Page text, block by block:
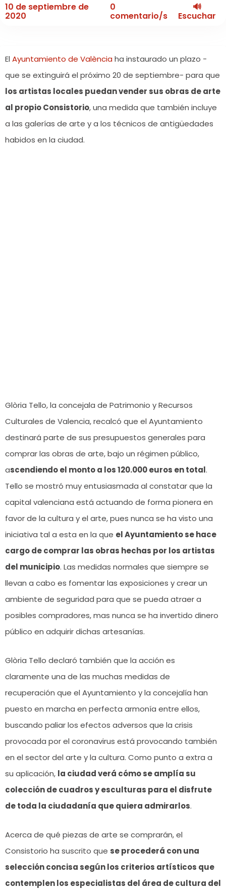
10 de septiembre de
2020
0
comentario/s
🔊
Escuchar
El Ayuntamiento de Valènciaha instaurado un plazo -
que se extinguirá el próximo 20 de septiembre- para que
los artistas locales puedan vender sus obras de arte
al propio Consistorio, una medida que también incluye
a las galerías de arte y a los técnicos de antigüedades
habidos en la ciudad.
Glòria Tello, la concejala de Patrimonio y Recursos
Culturales de Valencia, recalcó que el Ayuntamiento
destinará parte de sus presupuestos generales para
comprar las obras de arte, bajo un régimen público,
ascendiendo el monto a los 120.000 euros en total.
Tello se mostró muy entusiasmada al constatar que la
capital valenciana está actuando de forma pionera en
favor de la cultura y el arte, pues nunca se ha visto una
iniciativa tal a esta en la que el Ayuntamiento se hace
cargo de comprar las obras hechas por los artistas
del municipio. Las medidas normales que siempre se
llevan a cabo es fomentar las exposiciones y crear un
ambiente de seguridad para que se pueda atraer a
posibles compradores, mas nunca se ha invertido dinero
público en adquirir dichas artesanías.
Glòria Tello declaró también que la acción es
claramente una de las muchas medidas de
recuperación que el Ayuntamiento y la concejalía han
puesto en marcha en perfecta armonía entre ellos,
buscando paliar los efectos adversos que la crisis
provocada por el coronavirus está provocando también
en el sector del arte y la cultura. Como punto a extra a
su aplicación, la ciudad verá cómo se amplía su
colección de cuadros y esculturas para el disfrute
de toda la ciudadanía que quiera admirarlos.
Acerca de qué piezas de arte se comprarán, el
Consistorio ha suscrito que se procederá con una
selección concisa según los criterios artísticos que
contemplen los especialistas del área de cultura del